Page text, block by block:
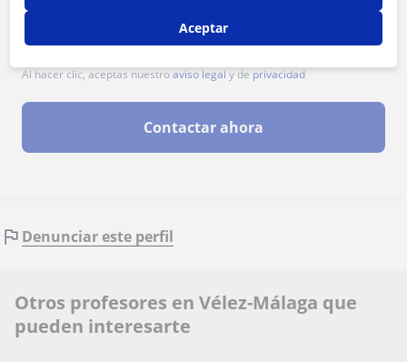
Al hacer clic, aceptas nuestroaviso legal y de privacidad
Contactar ahora
Denunciar este perfil
Otros profesores en Vélez-Málaga que
pueden interesarte
Aceptar